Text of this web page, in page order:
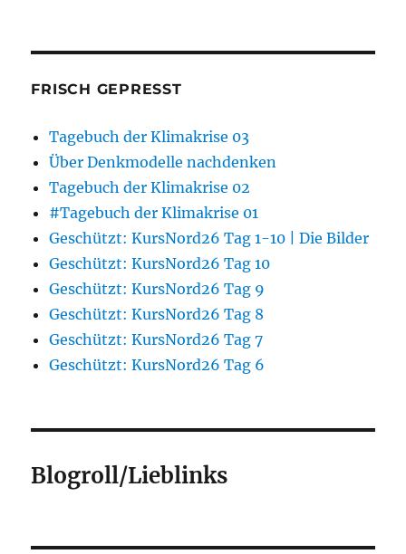
FRISCH GEPRESST
Tagebuch der Klimakrise 03
Über Denkmodelle nachdenken
Tagebuch der Klimakrise 02
#Tagebuch der Klimakrise 01
Geschützt: KursNord26 Tag 1-10 | Die Bilder
Geschützt: KursNord26 Tag 10
Geschützt: KursNord26 Tag 9
Geschützt: KursNord26 Tag 8
Geschützt: KursNord26 Tag 7
Geschützt: KursNord26 Tag 6
Blogroll/Lieblinks